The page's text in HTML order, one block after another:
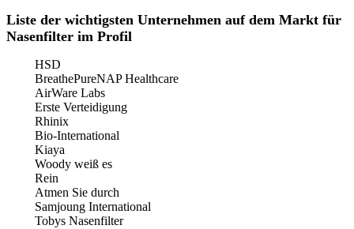
Liste der wichtigsten Unternehmen auf dem Markt für
Nasenfilter im Profil
HSD
BreathePureNAP Healthcare
AirWare Labs
Erste Verteidigung
Rhinix
Bio-International
Kiaya
Woody weiß es
Rein
Atmen Sie durch
Samjoung International
Tobys Nasenfilter